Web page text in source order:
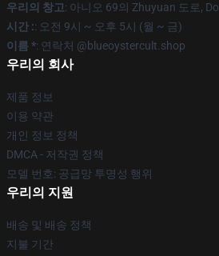
우리의 창고: 아니오 69의 Zhuyuan 도로,
시간 :: 오전 9시 ~ 오후 5시 (월 ~ 금)
이름 *: 연락처 @blueoystercult.shop
우리의 회사
제품 정보
이용 약관
개인 정보 정책
DMCA - 저작권 정책
모델 번호: 공급망 투명성 행위
우리의 지원
배송 및 배송 정책
지불 기간